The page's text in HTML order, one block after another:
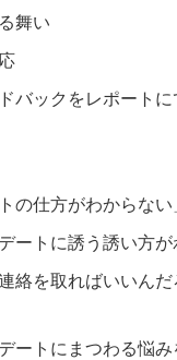
舞い
バックをレポートに
の仕方がわからない
ートに誘う誘い方が
絡を取ればいいんだ
ートにまつわる悩